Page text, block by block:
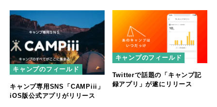
キャンプのフィールド
キャンプ専用SNS「CAMPiii」
iOS版公式アプリがリリース
キャンプのフィールド
Twitterで話題の「キャンプ記
録アプリ」が遂にリリース